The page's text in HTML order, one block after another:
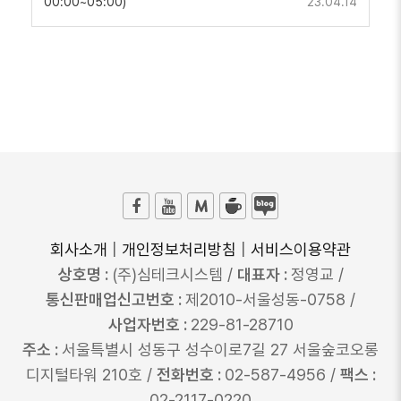
회사소개 개인정보처리방침
서비스이용약관
상호명 : (주)심테크시스템 / 대표자 :정영교 /
통신판매업신고번호 :제2010-서울성동-0758 /
사업자번호 : 229-81-28710
주소 : 서울특별시 성동구 성수이로7길 27 서울숲코오롱
디지털타워 210호 / 전화번호 : 02-587-4956 / 팩스 :